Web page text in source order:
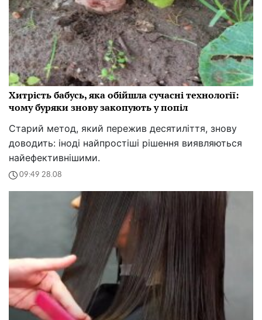
Хитрість бабусь, яка обійшла сучасні технології:
чому буряки знову закопують у попіл
Старий метод, який пережив десятиліття, знову
доводить: іноді найпростіші рішення виявляються
найефективнішими.
09:49 28.08